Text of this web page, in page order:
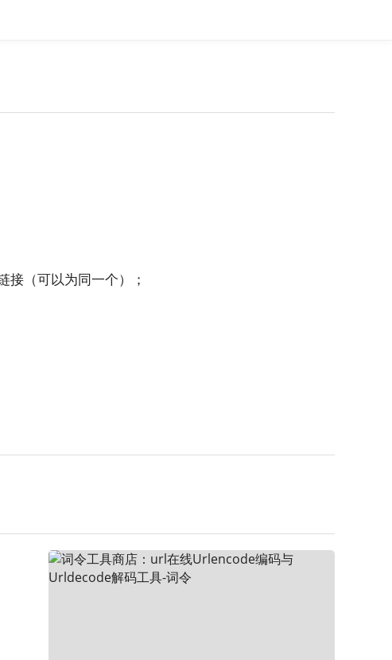
（可以为同一个）；